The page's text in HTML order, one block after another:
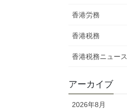
香港労務
香港税務
香港税務ニュース
アーカイブ
2026年8月